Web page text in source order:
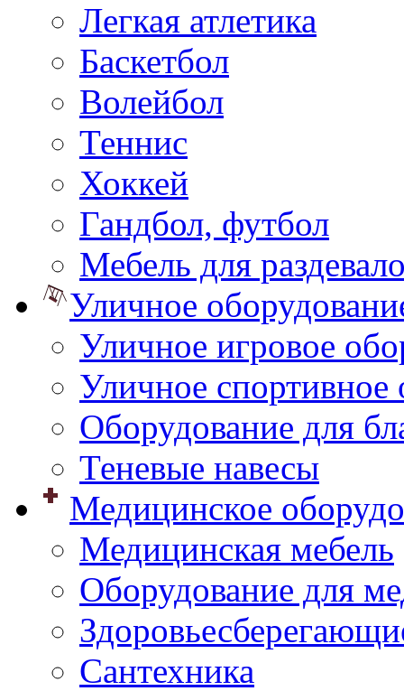
Легкая атлетика
Баскетбол
Волейбол
Теннис
Хоккей
Гандбол, футбол
Мебель для
Уличное
Уличное игровое
Уличное спортивное
Оборудование для
Теневые навесы
Медицинское
Медицинская мебель
Оборудование для
Сантехника